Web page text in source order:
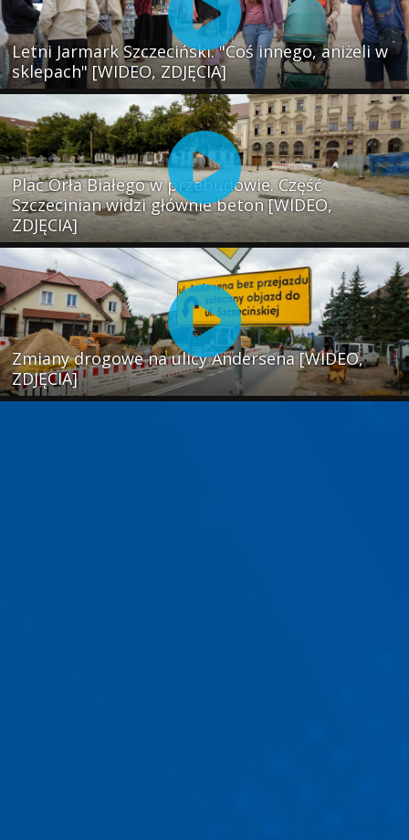
Letni Jarmark Szczeciński. "Coś innego, aniżeli w
sklepach" [WIDEO, ZDJĘCIA]
Plac Orła Białego w przebudowie. Część
Szczecinian widzi głównie beton [WIDEO,
ZDJĘCIA]
Zmiany drogowe na ulicy Andersena [WIDEO,
ZDJĘCIA]